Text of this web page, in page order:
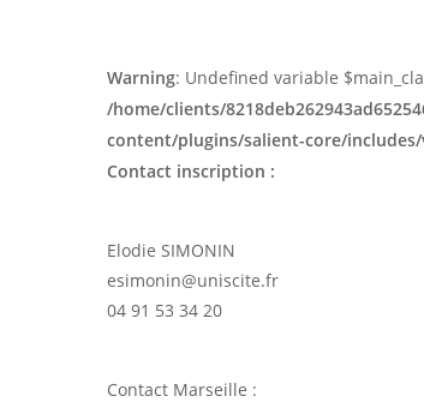
Hit enter to search or ESC to close
Warning: Undefined variable
/home/clients/
content/plugins/salient-core/
Contact inscription :
Elodie SIMONIN
esimonin@uniscite.fr
04 91 53 34 20
Contact Marseille :